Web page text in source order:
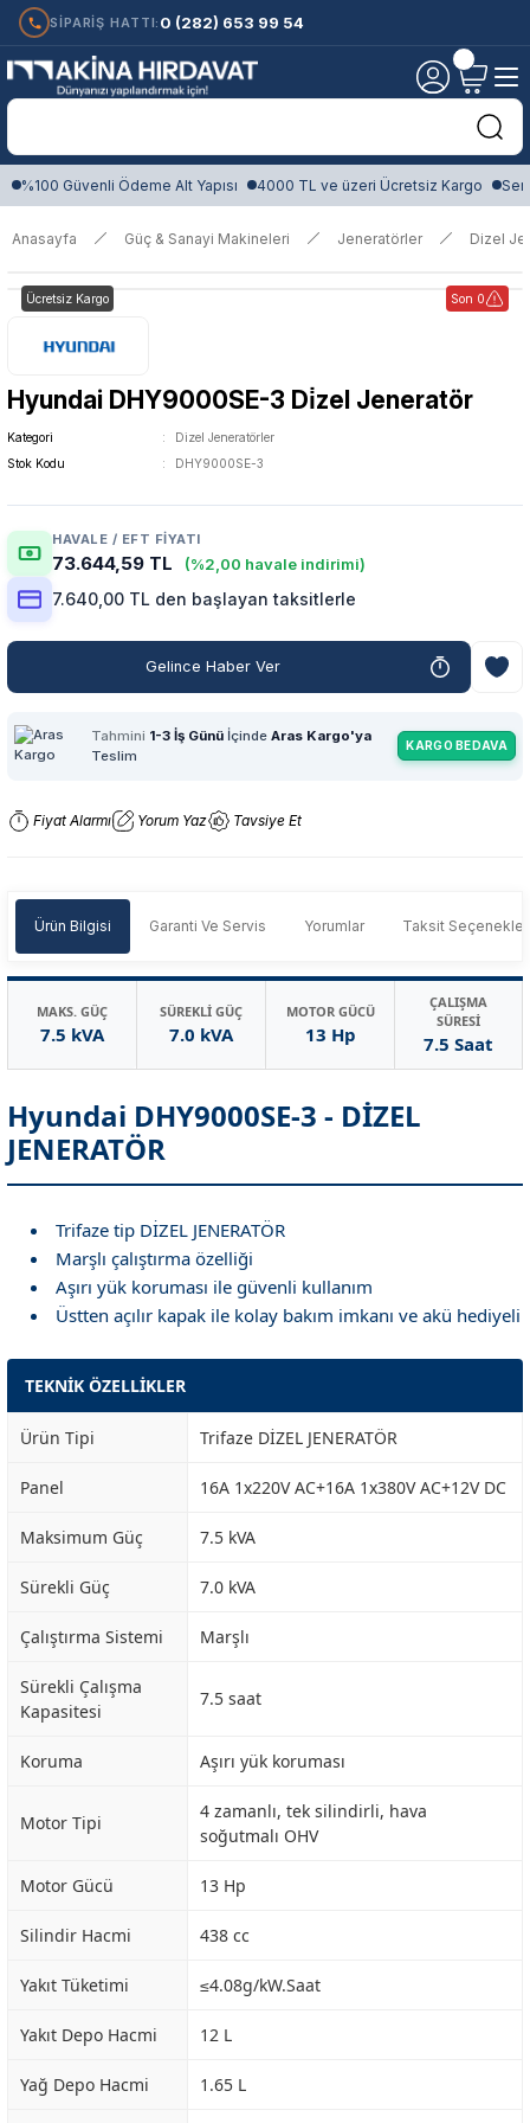
SİPARİŞ HATTI: 0 (282) 653 99 54
%100 Güvenli Ödeme Alt Yapısı 4000 TL ve üzeri Ücretsiz Kargo
Anasayfa Güç & Sanayi Makineleri Jeneratörler Dizel
Ücretsiz Kargo Son 0
Hyundai DHY9000SE-3 Di̇zel Jeneratör
Kategori
Dizel Jeneratörler
Stok Kodu
DHY9000SE-3
HAVALE / EFT FIYATI
73.644,59 TL (%2,00 havale indirimi)
7.640,00 TL den başlayan taksitlerle
Gelince Haber Ver
Tahmini 1-3 İş Günü İçinde Aras Kargo'ya
Teslim
KARGO BEDAVA
Fiyat Alarmı Yorum Yaz Tavsiye Et
Ürün Bilgisi Garanti Ve Servis Yorumlar Taksit
MAKS. GÜÇ
7.5 kVA
SÜREKLİ GÜÇ
7.0 kVA
MOTOR GÜCÜ
13 Hp
ÇALIŞMA
SÜRESİ
7.5 Saat
Hyundai DHY9000SE-3 - DİZEL
JENERATÖR
Trifaze tip DİZEL JENERATÖR
Marşlı çalıştırma özelliği
Aşırı yük koruması ile güvenli kullanım
Üstten açılır kapak ile kolay bakım imkanı ve akü hediyeli
TEKNİK ÖZELLİKLER
Ürün Tipi Trifaze DİZEL JENERATÖR
Panel 16A 1x220V AC+16A 1x380V AC+12V DC
Maksimum Güç 7.5 kVA
Sürekli Güç 7.0 kVA
Çalıştırma Sistemi Marşlı
Sürekli Çalışma
Kapasitesi
7.5 saat
Koruma Aşırı yük koruması
Motor Tipi
4 zamanlı, tek silindirli, hava
soğutmalı OHV
Motor Gücü 13 Hp
Silindir Hacmi 438 cc
Yakıt Tüketimi ≤4.08g/kW.Saat
Yakıt Depo Hacmi 12 L
Yağ Depo Hacmi 1.65 L